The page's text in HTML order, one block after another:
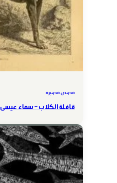
قصص قصيرة
قافلة الكلاب – سماء عيسى